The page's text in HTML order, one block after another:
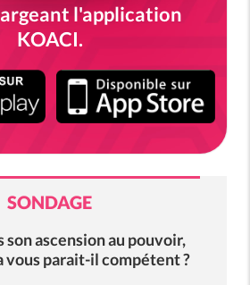
l'application
KOACI.
SONDAGE
son ascension au pouvoir,
vous parait-il compétent ?